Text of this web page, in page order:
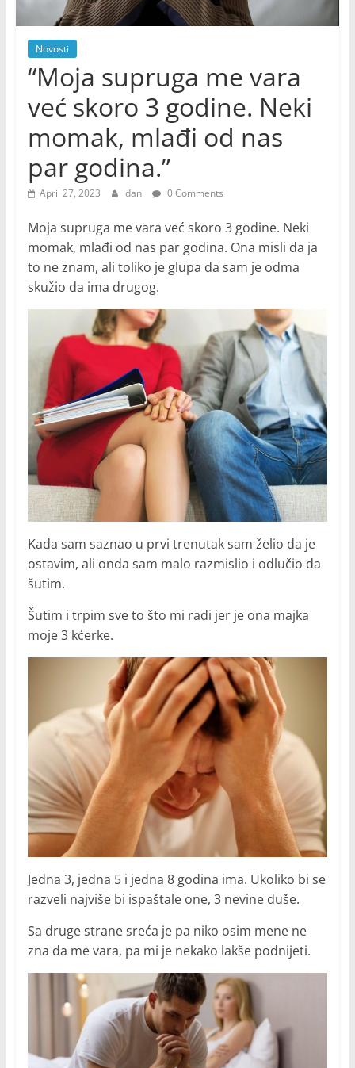
Novosti
“Moja supruga me vara
već skoro 3 godine. Neki
momak, mlađi od nas
par godina.”
April 27, 2023 dan 0 Comments
Moja supruga me vara već skoro 3 godine. Neki
momak, mlađi od nas par godina. Ona misli da ja
to ne znam, ali toliko je glupa da sam je odma
skužio da ima drugog.
Kada sam saznao u prvi trenutak sam želio da je
ostavim, ali onda sam malo razmislio i odlučio da
šutim.
Šutim i trpim sve to što mi radi jer je ona majka
moje 3 kćerke.
Jedna 3, jedna 5 i jedna 8 godina ima. Ukoliko bi se
razveli najviše bi ispaštale one, 3 nevine duše.
Sa druge strane sreća je pa niko osim mene ne
zna da me vara, pa mi je nekako lakše podnijeti.